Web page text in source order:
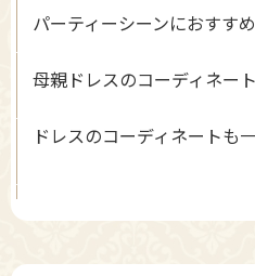
パーティーシーンにおすすめ
母親ドレスのコーディネー
ドレスのコーディネートも